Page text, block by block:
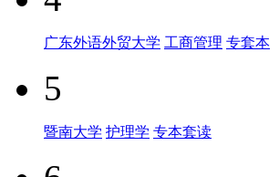
广东外语外贸大学 工商管理 专套本
5
暨南大学 护理学 专本套读